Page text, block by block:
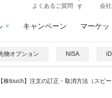
よくあるご質問 会
キャンペーン マーケッ
物オプション NISA
【株touch】注文の訂正・取消方法（スピ